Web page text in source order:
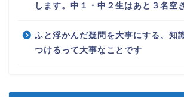
します。中１・中２生はあと３名空
ふと浮かんだ疑問を大事にする、知
つけるって大事なことです